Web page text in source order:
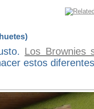
Los Brownies
estos